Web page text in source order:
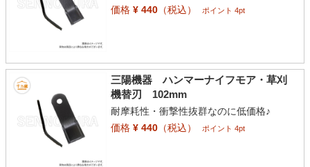
価格¥ 440（税込） ポイント 4pt
三陽機器 ハンマーナイフモア・草刈
機替刃 102mm
耐摩耗性・衝撃性抜群なのに低価格♪
価格¥ 440（税込） ポイント 4pt